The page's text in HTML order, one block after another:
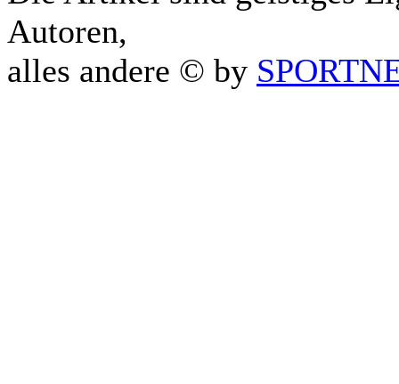
Autoren,
alles andere © by